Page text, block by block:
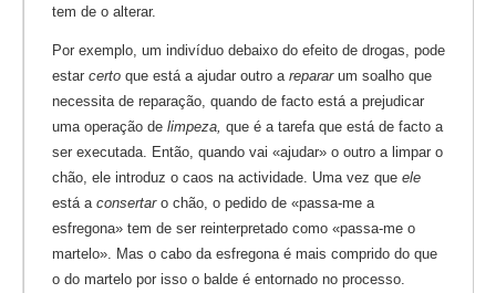
tem de o alterar.
Por exemplo, um indivíduo debaixo do efeito de drogas, pode
estar certo que está a ajudar outro a repararum soalho que
necessita de reparação, quando de facto está a prejudicar
uma operação de limpeza, que é a tarefa que está de facto a
ser executada. Então, quando vai «ajudar» o outro a limpar o
chão, ele introduz o caos na actividade. Uma vez que ele
está a consertaro chão, o pedido de «passa-me a
esfregona» tem de ser reinterpretado como «passa-me o
martelo». Mas o cabo da esfregona é mais comprido do que
o do martelo por isso o balde é entornado no processo.